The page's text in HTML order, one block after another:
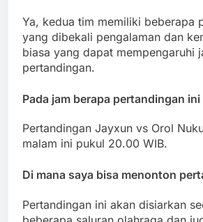
Ya, kedua tim memiliki beberapa
yang dibekali pengalaman dan
biasa yang dapat mempengaruhi
pertandingan.
Pada jam berapa pertandingan
Pertandingan Jayxun vs Orol
malam ini pukul 20.00 WIB.
Di mana saya bisa menonton
Pertandingan ini akan disiarkan